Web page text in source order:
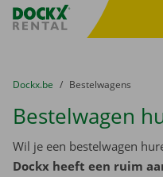
Fratello DEMO
U bevindt zich hier:
van
Dockx.be naar
Bestelwagens
Bestelwagen
Wil je een bestelwagen
Dockx heeft een ruim